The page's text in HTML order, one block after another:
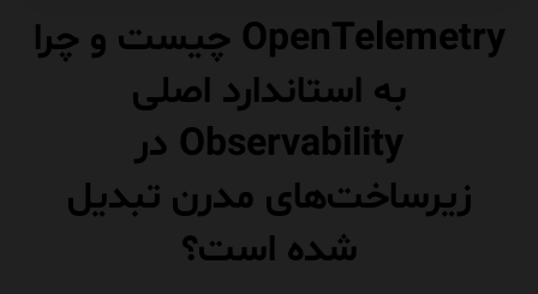
OpenTelemetry چیست و چرا
به استاندارد اصلی
Observability در
زیرساخت‌های مدرن تبدیل
شده است؟